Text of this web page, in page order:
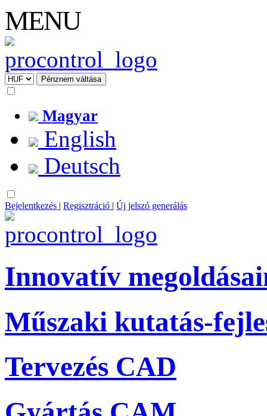
MENU
Magyar
English
Deutsch
Bejelentkezés | Regisztráció | Új jelszó generálás
Innovatív
Műszaki kutatás-
Tervezés CAD